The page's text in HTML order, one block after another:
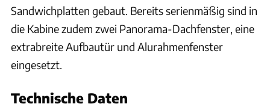
Sandwichplatten gebaut. Bereits serienmäßig sind in
die Kabine zudem zwei Panorama-Dachfenster, eine
extrabreite Aufbautür und Alurahmenfenster
eingesetzt.
Technische Daten